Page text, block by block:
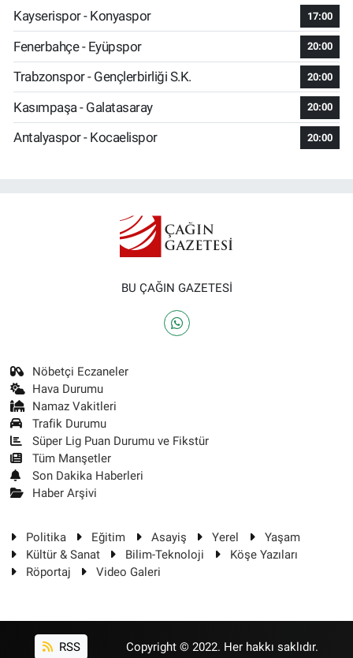
Kayserispor - Konyaspor
17:00
Fenerbahçe - Eyüpspor 20:00
Trabzonspor - Gençlerbirliği S.K. 20:00
Kasımpaşa - Galatasaray 20:00
Antalyaspor - Kocaelispor 20:00
BU ÇAĞIN GAZETESİ
Nöbetçi Eczaneler
Hava Durumu
Namaz Vakitleri
Trafik Durumu
Süper Lig Puan Durumu ve Fikstür
Tüm Manşetler
Son Dakika Haberleri
Haber Arşivi
Politika Eğitim Asayiş Yerel
Yaşam
Kültür & Sanat
Bilim-Teknoloji
Köşe Yazıları
Röportaj
Video Galeri
RSS Copyright © 2022. Her hakkı saklıdır.